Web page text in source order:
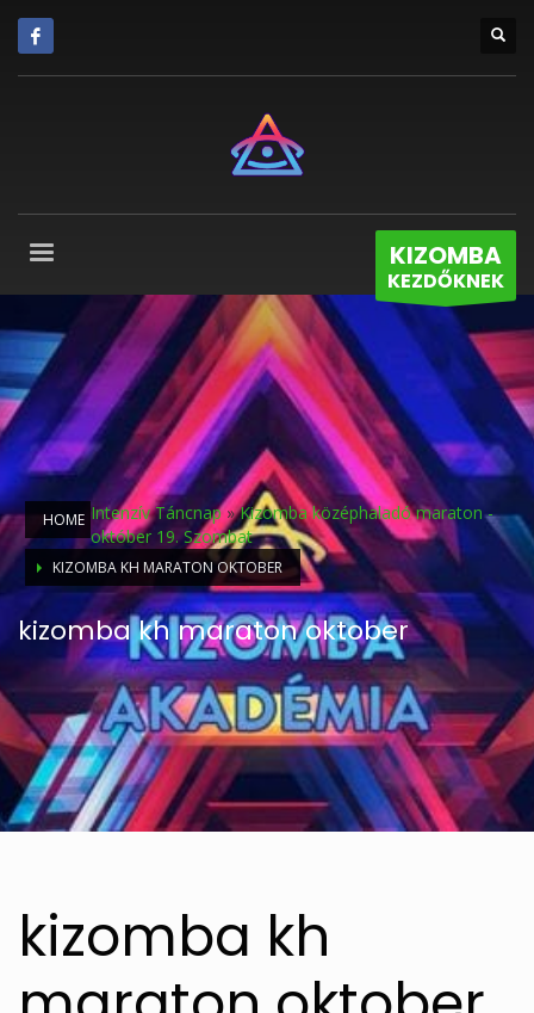
KIZOMBA
KEZDŐKNEK
HOME Intenzív Táncnap»Kizomba középhaladó maraton -
október 19. Szombat
KIZOMBA KH MARATON OKTOBER
kizomba kh maraton oktober
kizomba kh